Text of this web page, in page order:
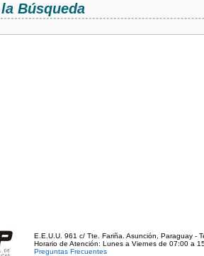
Búsqueda
E.E.U.U. 961 c/ Tte. Fariña. Asunción, Paraguay -
Horario de Atención: Lunes a Viernes de 07:00 a
Preguntas Frecuentes